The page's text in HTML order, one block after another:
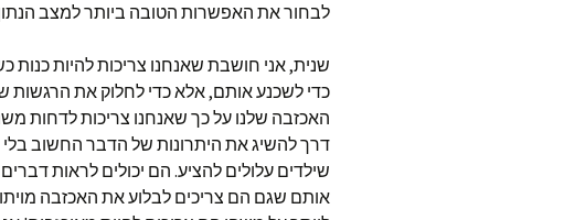
לבחור את האפשרות הטובה ביותר למצב
שנית, אני חושבת שאנחנו צריכות להיות כנות
כדי לשכנע אותם, אלא כדי לחלוק את הרגשות
האכזבה שלנו על כך שאנחנו צריכות לדחות
דרך להשיג את היתרונות של הדבר החשוב
שילדים עלולים להציע. הם יכולים לראות
אותם שגם הם צריכים לבלוע את האכזבה